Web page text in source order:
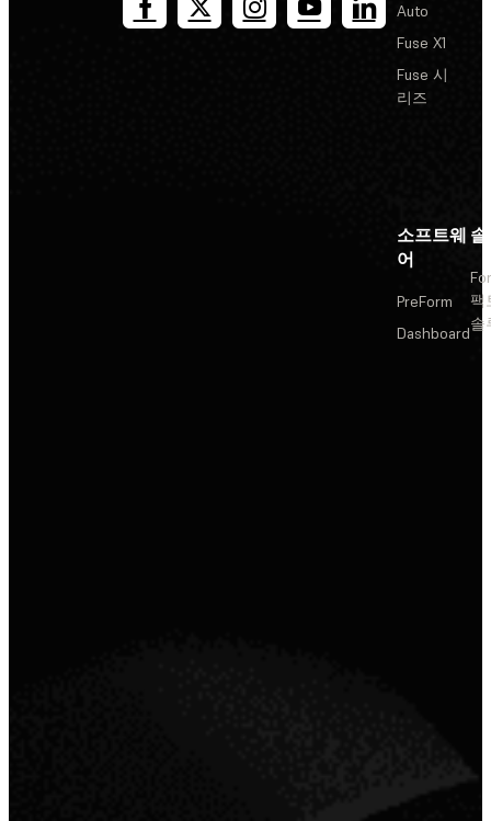
Auto
Fuse X1
Fuse 시
리즈
소프트웨
어
PreForm
Dashboard
팩
솔